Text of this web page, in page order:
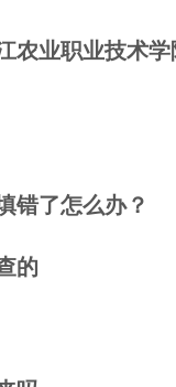
农业职业技术
错了怎么办？
的